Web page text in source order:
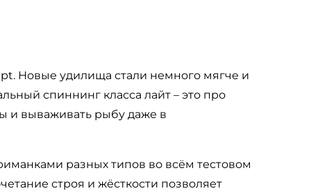
Новые удилища стали немного мягче и
спиннинг класса лайт – это про
и вываживать рыбу даже в
разных типов во всём тестовом
строя и жёсткости позволяет